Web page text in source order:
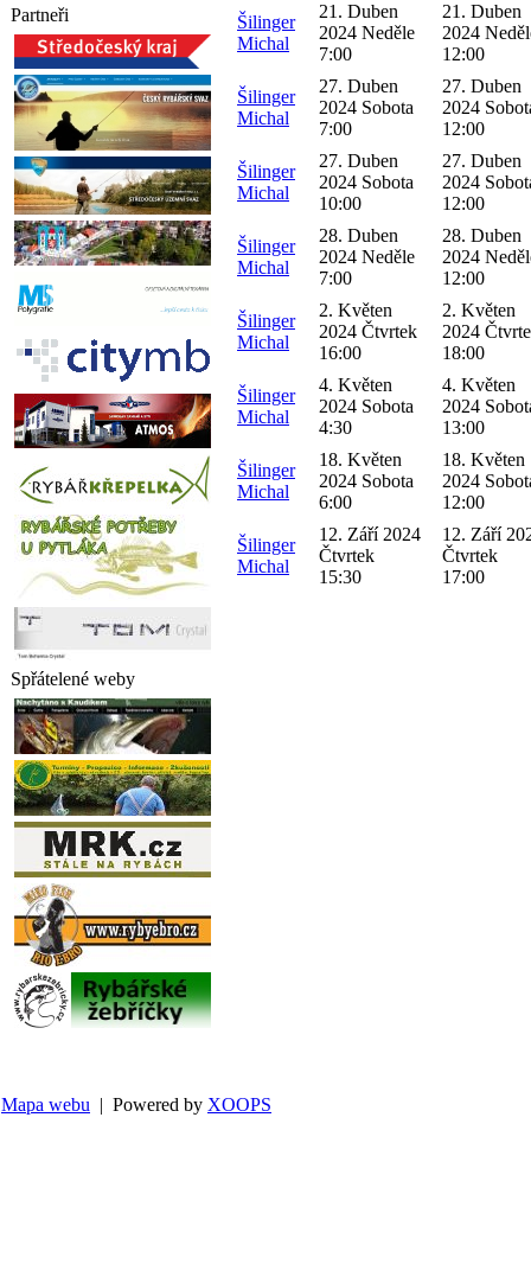
Partneři
Spřátelené weby
Šilinger
Michal
21. Duben
2024 Neděle
7:00
21. Duben
2024
12:00
Šilinger
Michal
27. Duben
2024 Sobota
7:00
27. Duben
2024
12:00
Šilinger
Michal
27. Duben
2024 Sobota
10:00
27. Duben
2024
12:00
Šilinger
Michal
28. Duben
2024 Neděle
7:00
28. Duben
2024
12:00
Šilinger
Michal
2. Květen
2024 Čtvrtek
16:00
2. Květen
2024
18:00
Šilinger
Michal
4. Květen
2024 Sobota
4:30
4. Květen
2024
13:00
Šilinger
Michal
18. Květen
2024 Sobota
6:00
18. Květen
2024
12:00
Šilinger
Michal
12. Září 2024
Čtvrtek
15:30
12. Září
Čtvrtek
17:00
Mapa webu | Powered by XOOPS